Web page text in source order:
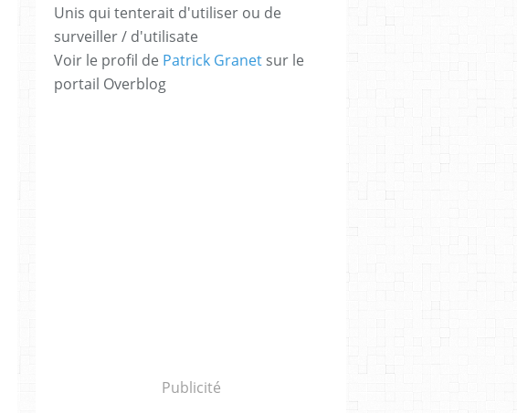
Unis qui tenterait d'utiliser ou de
surveiller / d'utilisate
Voir le profil de Patrick Granet sur le
portail Overblog
Publicité